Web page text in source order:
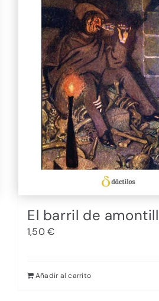
El barril de
1,50€
Añadir al carrito